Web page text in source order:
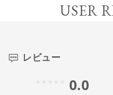
USER
レビュー
0.0